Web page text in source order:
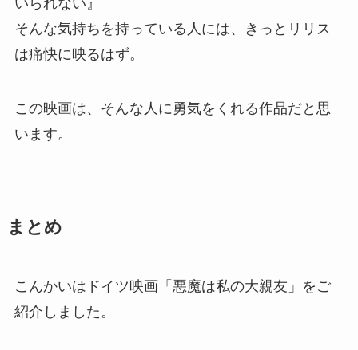
そんな気持ちを持っている人には、きっとリリス
は痛快に映るはず。
この映画は、そんな人に勇気をくれる作品だと思
います。
まとめ
こんかいはドイツ映画「悪魔は私の大親友」をご
紹介しました。